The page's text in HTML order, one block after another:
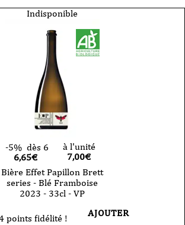
Indisponible
-5% dès 6
6,65€
à l'unité
7,00€
Bière Effet Papillon Brett
series - Blé Framboise
2023 - 33cl - VP
points fidélité ! AJOUTER